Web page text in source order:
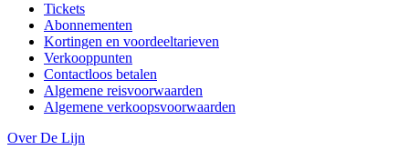
Tickets
Abonnementen
Kortingen en voordeeltarieven
Verkooppunten
Contactloos betalen
Algemene reisvoorwaarden
Algemene verkoopsvoorwaarden
Over De Lijn